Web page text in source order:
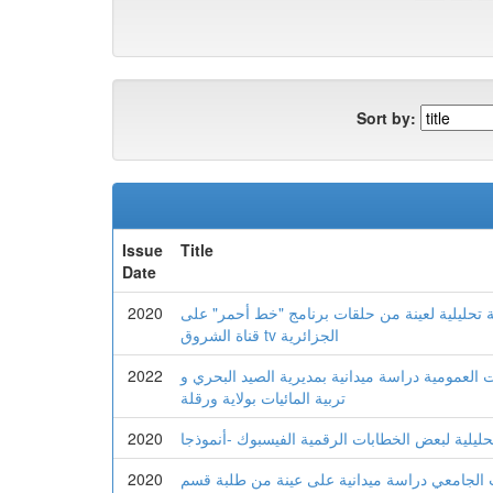
Sort by:
Issue
Date
Title
2020
تحليلية لعينة من حلقات برنامج "خط أحمر" على
قناة الشروق tv الجزائرية
2022
دراسة ميدانية بمديرية الصيد البحري و
تربية المائيات بولاية ورقلة
2020 لبعض الخطابات الرقمية الفيسبوك -أنموذجا
2020
الجامعي دراسة میدانیة على عینة من طلبة قسم